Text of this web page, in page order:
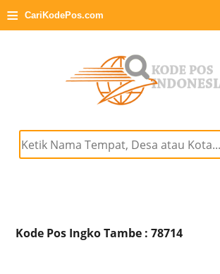
≡ CariKodePos.com
Kode Pos Ingko Tambe : 78714